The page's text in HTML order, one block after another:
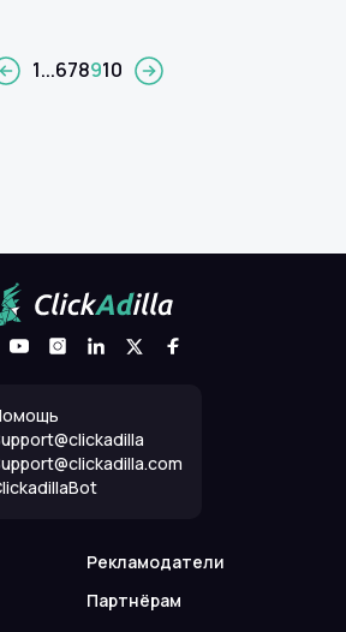
1...678910
Рекламодатели
Партнёрам
Помощь
Support@clickadilla
support@clickadilla.com
ClickadillaBot